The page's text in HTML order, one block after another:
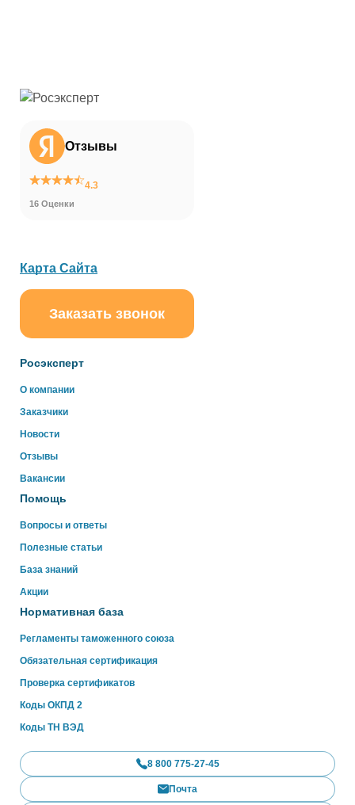
Отзывы
4.3
16 Оценки
Росэксперт
О компании
Заказчики
Новости
Отзывы
Вакансии
Помощь
Вопросы и ответы
Полезные статьи
База знаний
Акции
Нормативная база
Регламенты таможенного союза
Обязательная сертификация
Проверка сертификатов
Коды ОКПД 2
Коды ТН ВЭД
Карта Сайта
Заказать звонок
8 800 775-27-45
Почта
online
Здравствуйте!
Свяжитесь с нами через WhatsApp нажав на кнопку